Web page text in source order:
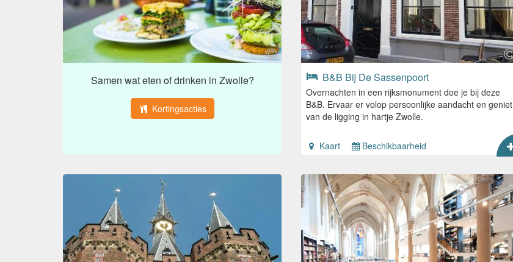
Samen wat eten of drinken in Zwolle?
Kortingsacties
B&B Bij De Sassenpoort
Overnachten in een rijksmonument doe je bij deze
B&B. Ervaar er volop persoonlijke aandacht en geniet
van de ligging in hartje Zwolle.
Kaart Beschikbaarheid